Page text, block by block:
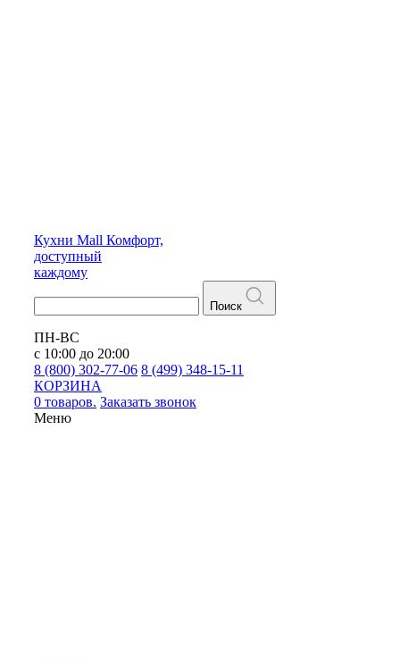
Кухни Mall Комфорт,
доступный
каждому
Поиск
ПН-ВС
с 10:00 до 20:00
8 (800) 302-77-06 8 (499) 348-15-11
КОРЗИНА
0 товаров. Заказать звонок
Меню